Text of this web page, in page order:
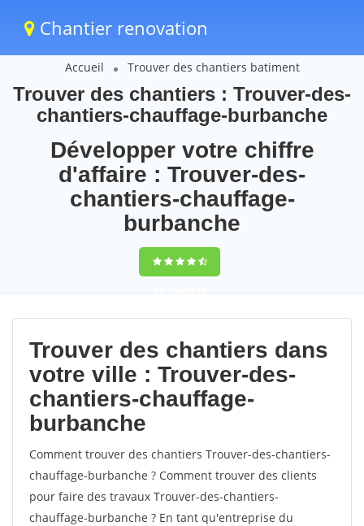
Chantier renovation
Accueil Trouver des chantiers batiment
Trouver des chantiers : Trouver-des-
chantiers-chauffage-burbanche
Développer votre chiffre
d'affaire : Trouver-des-
chantiers-chauffage-
burbanche
9,5(100%)94
votes
Trouver des chantiers dans
votre ville : Trouver-des-
chantiers-chauffage-
burbanche
Comment trouver des chantiers Trouver-des-chantiers-
chauffage-burbanche ? Comment trouver des clients
pour faire des travaux Trouver-des-chantiers-
chauffage-burbanche ? En tant qu'entreprise du